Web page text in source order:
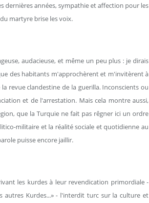
dernières années, sympathie et affection pour les
martyre brise les voix.
audacieuse, et même un peu plus : je dirais
des habitants m'approchèrent et m'invitèrent à
revue clandestine de la guerilla. Inconscients ou
et de l'arrestation. Mais cela montre aussi,
que la Turquie ne fait pas rêgner ici un ordre
militaire et la réalité sociale et quotidienne au
puisse encore jaillir.
les kurdes à leur revendication primordiale -
autres Kurdes...» - l'interdit turc sur la culture et